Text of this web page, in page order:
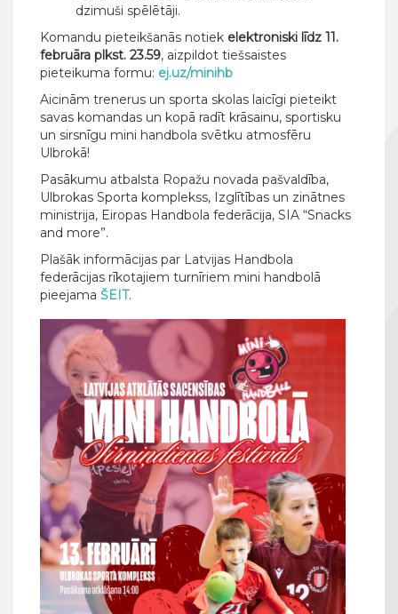
dzimuši spēlētāji.
Komandu pieteikšanās notiek elektroniski līdz 11.
februāra plkst. 23.59, aizpildot tiešsaistes
pieteikuma formu: ej.uz/minihb
Aicinām trenerus un sporta skolas laicīgi pieteikt
savas komandas un kopā radīt krāsainu, sportisku
un sirsnīgu mini handbola svētku atmosfēru
Ulbrokā!
Pasākumu atbalsta Ropažu novada pašvaldība,
Ulbrokas Sporta komplekss, Izglītības un zinātnes
ministrija, Eiropas Handbola federācija, SIA “Snacks
and more”.
Plašāk informācijas par Latvijas Handbola
federācijas rīkotajiem turnīriem mini handbolā
pieejama ŠEIT.